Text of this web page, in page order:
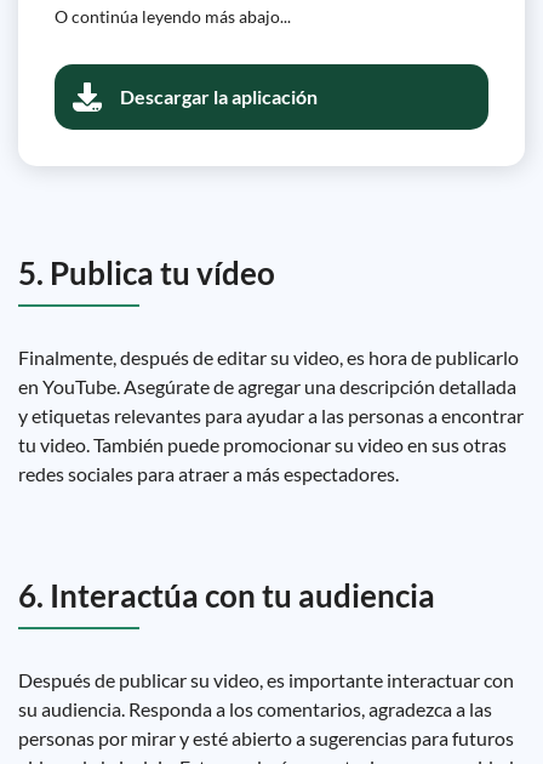
O continúa leyendo más abajo...
Descargar la aplicación
5. Publica tu vídeo
Finalmente, después de editar su video, es hora de publicarlo
en YouTube. Asegúrate de agregar una descripción detallada
y etiquetas relevantes para ayudar a las personas a encontrar
tu video. También puede promocionar su video en sus otras
redes sociales para atraer a más espectadores.
6. Interactúa con tu audiencia
Después de publicar su video, es importante interactuar con
su audiencia. Responda a los comentarios, agradezca a las
personas por mirar y esté abierto a sugerencias para futuros